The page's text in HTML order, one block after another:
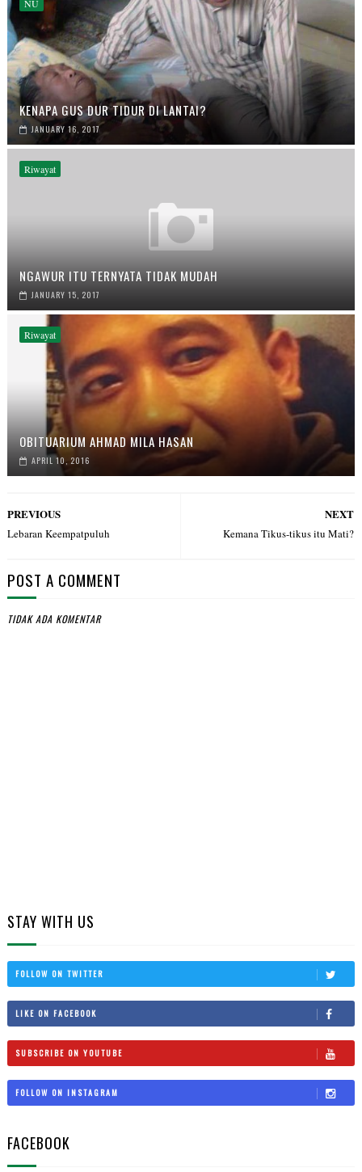
NU
KENAPA GUS DUR TIDUR DI LANTAI?
JANUARY 16, 2017
Riwayat
NGAWUR ITU TERNYATA TIDAK MUDAH
JANUARY 15, 2017
Riwayat
OBITUARIUM AHMAD MILA HASAN
APRIL 10, 2016
NEXT
Kemana Tikus-tikus itu Mati?
PREVIOUS
Lebaran Keempatpuluh
POST A COMMENT
TIDAK ADA KOMENTAR
STAY WITH US
FOLLOW ON TWITTER
LIKE ON FACEBOOK
SUBSCRIBE ON YOUTUBE
FOLLOW ON INSTAGRAM
FACEBOOK